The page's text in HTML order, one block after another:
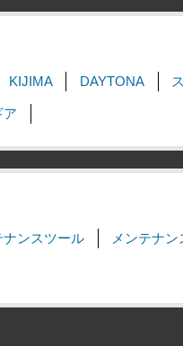
KIJIMA DAYTONA
ア
ナンスツール メンテナ